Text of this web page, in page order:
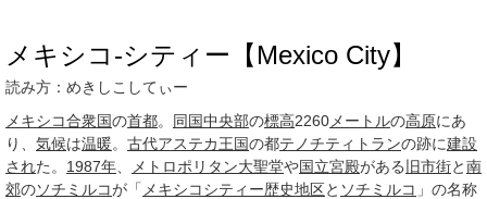
メキシコ‐シティー【Mexico City】
読み方：めきしこしてぃー
メキシコ合衆国の首都。 同国中央部の標高2260 メートルの高原にあ
り、 気候は温暖。 古代アステカ王国の都テノチティトランの跡に建設
された。 1987年 メトロポリタン大聖堂や国立宮殿がある 旧市街と南
郊のソチミルコが「 メキシコシティー歴史地区と ソチミルコ 」の名称